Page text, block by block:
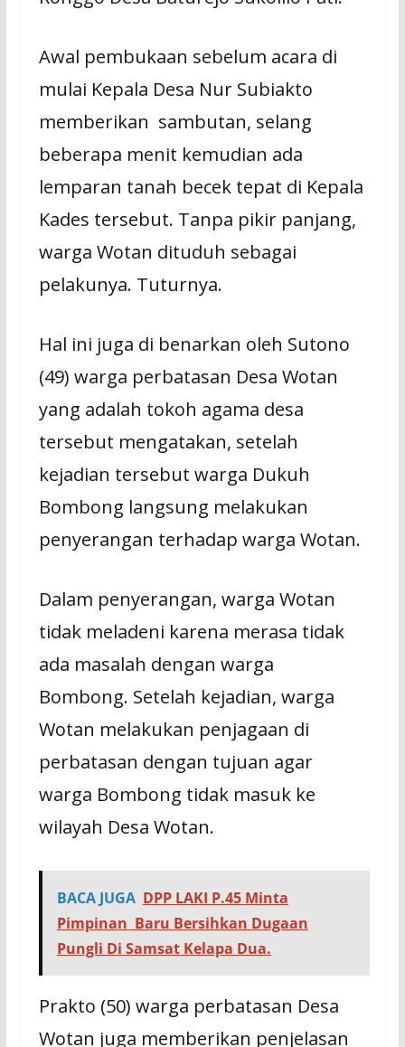
Awal pembukaan sebelum acara di
mulai Kepala Desa Nur Subiakto
memberikan sambutan, selang
beberapa menit kemudian ada
lemparan tanah becek tepat di Kepala
Kades tersebut. Tanpa pikir panjang,
warga Wotan dituduh sebagai
pelakunya. Tuturnya.
Hal ini juga di benarkan oleh Sutono
(49) warga perbatasan Desa Wotan
yang adalah tokoh agama desa
tersebut mengatakan, setelah
kejadian tersebut warga Dukuh
Bombong langsung melakukan
penyerangan terhadap warga Wotan.
Dalam penyerangan, warga Wotan
tidak meladeni karena merasa tidak
ada masalah dengan warga
Bombong. Setelah kejadian, warga
Wotan melakukan penjagaan di
perbatasan dengan tujuan agar
warga Bombong tidak masuk ke
wilayah Desa Wotan.
BACA JUGA DPP LAKI P.45 Minta
Pimpinan Baru Bersihkan Dugaan
Pungli Di Samsat Kelapa Dua.
Prakto (50) warga perbatasan Desa
Wotan juga memberikan penjelasan